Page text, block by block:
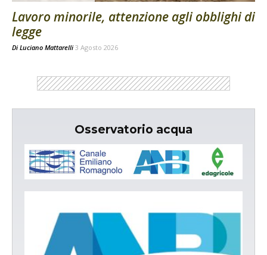
Lavoro minorile, attenzione agli obblighi di
legge
Di Luciano Mattarelli 3 Agosto 2026
Osservatorio acqua